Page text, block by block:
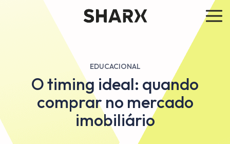
EDUCACIONAL
O timing ideal: quando
comprar no mercado
imobiliário